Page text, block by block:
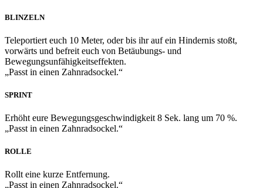
BLINZELN
Teleportiert euch 10 Meter, oder bis ihr auf ein Hindernis stoßt,
vorwärts und befreit euch von Betäubungs- und
Bewegungsunfähigkeitseffekten.
„Passt in einen Zahnradsockel.“
SPRINT
Erhöht eure Bewegungsgeschwindigkeit 8 Sek. lang um 70 %.
„Passt in einen Zahnradsockel.“
ROLLE
Rollt eine kurze Entfernung.
„Passt in einen Zahnradsockel.“